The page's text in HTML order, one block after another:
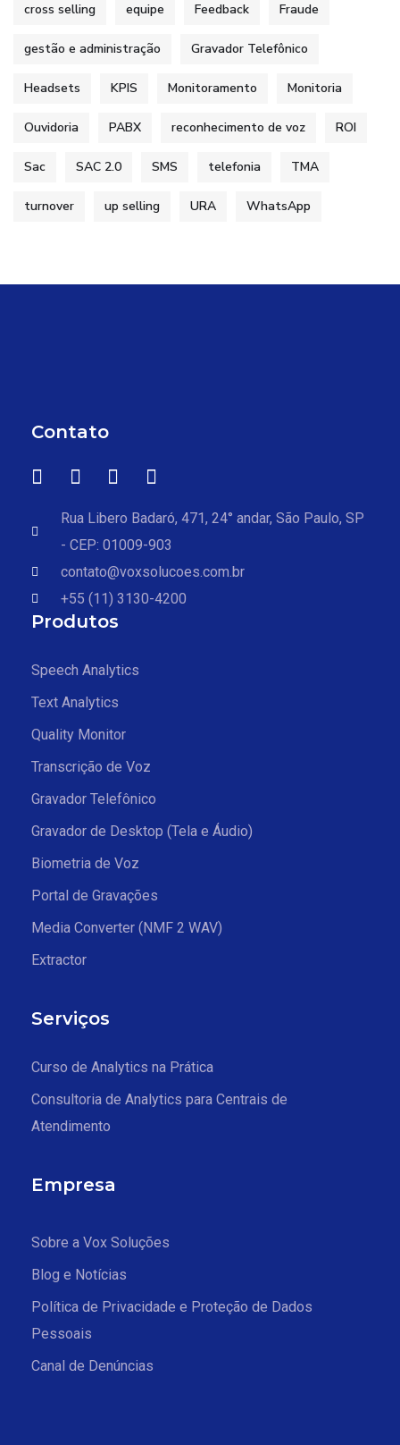
cross selling equipe Feedback Fraude
gestão e administração Gravador Telefônico
Headsets KPIS Monitoramento Monitoria
Ouvidoria PABX reconhecimento de voz ROI
Sac SAC 2.0 SMS telefonia TMA
turnover up selling URA WhatsApp
Contato
Rua Libero Badaró, 471, 24° andar, São Paulo, SP
- CEP: 01009-903
contato@voxsolucoes.com.br
+55 (11) 3130-4200
Produtos
Speech Analytics
Text Analytics
Quality Monitor
Transcrição de Voz
Gravador Telefônico
Gravador de Desktop (Tela e Áudio)
Biometria de Voz
Portal de Gravações
Media Converter (NMF 2 WAV)
Extractor
Serviços
Curso de Analytics na Prática
Consultoria de Analytics para Centrais de
Atendimento
Empresa
Sobre a Vox Soluções
Blog e Notícias
Política de Privacidade e Proteção de Dados
Pessoais
Canal de Denúncias